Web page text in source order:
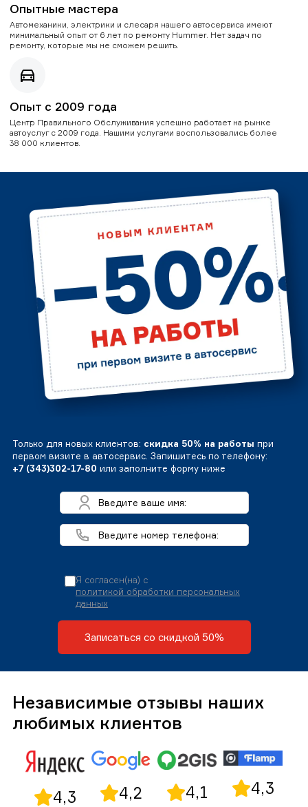
Опытные мастера
Автомеханики, электрики и слесаря нашего автосервиса имеют
минимальный опыт от 6 лет по ремонту Hummer. Нет задач по
ремонту, которые мы не сможем решить.
Опыт с 2009 года
Центр Правильного Обслуживания успешно работает на рынке
автоуслуг с 2009 года. Нашими услугами воспользовались более
38 000 клиентов.
Только для новых клиентов: скидка 50% на работы при
первом визите в автосервис. Запишитесь по телефону:
+7 (343)302-17-80 или заполните форму ниже
Я согласен(на) с
политикой обработки персональных
данных
Записаться со скидкой 50%
Независимые отзывы наших
любимых клиентов
4,3 4,2 4,1 4,3